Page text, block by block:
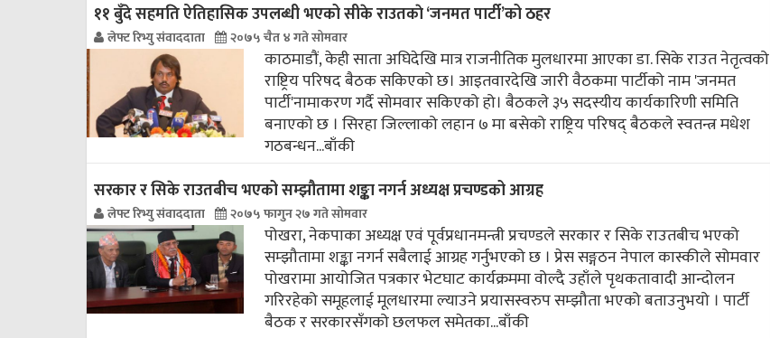
११ बुँदे सहमति ऐतिहासिक उपलब्धी भएको सीके राउतकाे ‘जनमत पार्टी’को ठहर
लेफ्ट रिभ्यु संवाददाता २०७५ चैत ४ गते सोमवार
काठमाडौं, केही साता अघिदेखि मात्र राजनीतिक मुलधारमा आएका डा. सिके राउत नेतृत्वको
राष्ट्रिय परिषद बैठक सकिएको छ। आइतवारदेखि जारी वैठकमा पार्टीको नाम 'जनमत
पार्टी'नामाकरण गर्दै सोमवार सकिएको हो। बैठकले ३५ सदस्यीय कार्यकारिणी समिति
बनाएको छ । सिरहा जिल्लाको लहान ७ मा बसेको राष्ट्रिय परिषद् बैठकले स्वतन्त्र मधेश
गठबन्धन...बाँकी
सरकार र सिके राउतबीच भएको सम्झौतामा शङ्का नगर्न अध्यक्ष प्रचण्डको आग्रह
लेफ्ट रिभ्यु संवाददाता २०७५ फागुन २७ गते सोमवार
पोखरा, नेकपाका अध्यक्ष एवं पूर्वप्रधानमन्त्री प्रचण्डले सरकार र सिके राउतबीच भएको
सम्झौतामा शङ्का नगर्न सबैलाई आग्रह गर्नुभएको छ । प्रेस सङ्गठन नेपाल कास्कीले सोमवार
पोखरामा आयोजित पत्रकार भेटघाट कार्यक्रममा वोल्दै उहाँले पृथकतावादी आन्दोलन
गरिरहेको समूहलाई मूलधारमा ल्याउने प्रयासस्वरुप सम्झौता भएको बताउनुभयो । पार्टी
बैठक र सरकारसँगको छलफल समेतका...बाँकी